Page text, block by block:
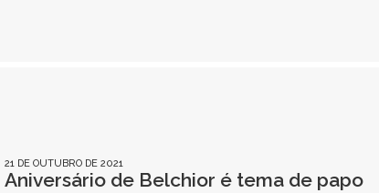
21 DE OUTUBRO DE 2021
Aniversário de Belchior é tema de papo